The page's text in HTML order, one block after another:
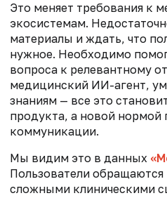
Это меняет требования к
экосистемам.
материалы и ждать, что
нужное. Необходимо
вопроса к релевантному
медицинский ИИ-агент,
знаниям — все это
продукта, а новой нормой
коммуникации.
Мы видим это в данных
Пользователи
сложными клиническими